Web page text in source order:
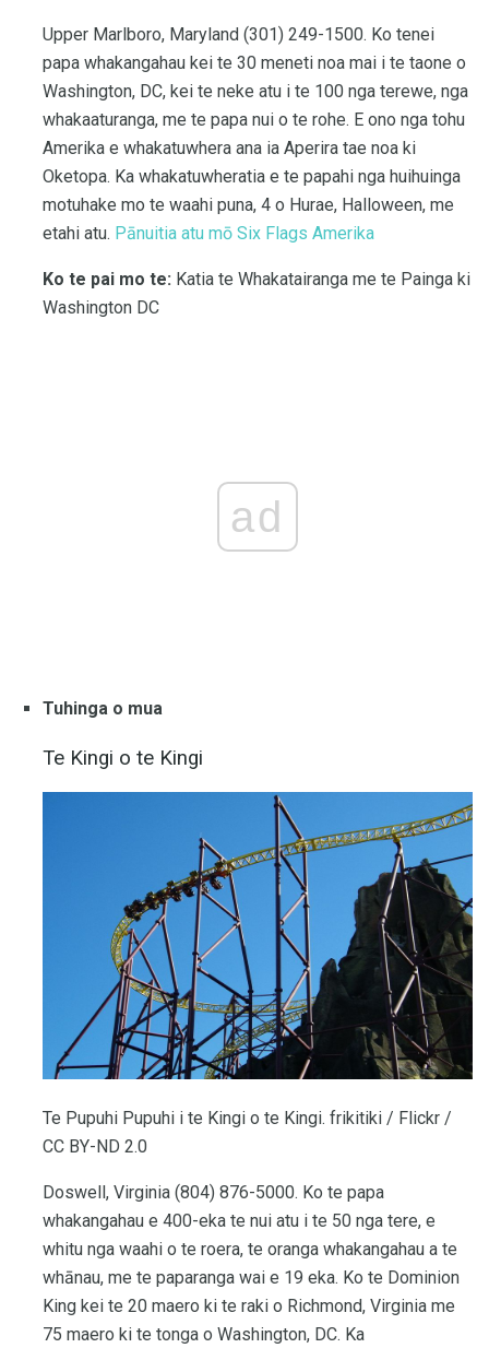
Upper Marlboro, Maryland (301) 249-1500. Ko tenei
papa whakangahau kei te 30 meneti noa mai i te taone o
Washington, DC, kei te neke atu i te 100 nga terewe, nga
whakaaturanga, me te papa nui o te rohe. E ono nga tohu
Amerika e whakatuwhera ana ia Aperira tae noa ki
Oketopa. Ka whakatuwheratia e te papahi nga huihuinga
motuhake mo te waahi puna, 4 o Hurae, Halloween, me
etahi atu. Pānuitia atu mō Six Flags Amerika
Ko te pai mo te: Katia te Whakatairanga me te Painga ki
Washington DC
ad
Tuhinga o mua
Te Kingi o te Kingi
Te Pupuhi Pupuhi i te Kingi o te Kingi. frikitiki / Flickr /
CC BY-ND 2.0
Doswell, Virginia (804) 876-5000. Ko te papa
whakangahau e 400-eka te nui atu i te 50 nga tere, e
whitu nga waahi o te roera, te oranga whakangahau a te
whānau, me te paparanga wai e 19 eka. Ko te Dominion
King kei te 20 maero ki te raki o Richmond, Virginia me
75 maero ki te tonga o Washington, DC. Ka